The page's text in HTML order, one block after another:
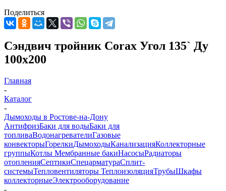
Поделиться
Сэндвич тройник Corax Угол 135` Ду
100х200
Главная
-
Каталог
-
Дымоходы в Ростове-на-Дону
АнтифризБаки для водыБаки для
топливаВодонагревателиГазовые
конвекторыГорелкиДымоходыКанализацияКоллекторные
группыКотлы Мембранные бакиНасосыРадиаторы
отопленияСептикиСпецарматураСплит-
системыТепловентиляторы ТеплоизоляцияТрубыШкафы
коллекторныеЭлектрооборудование
-